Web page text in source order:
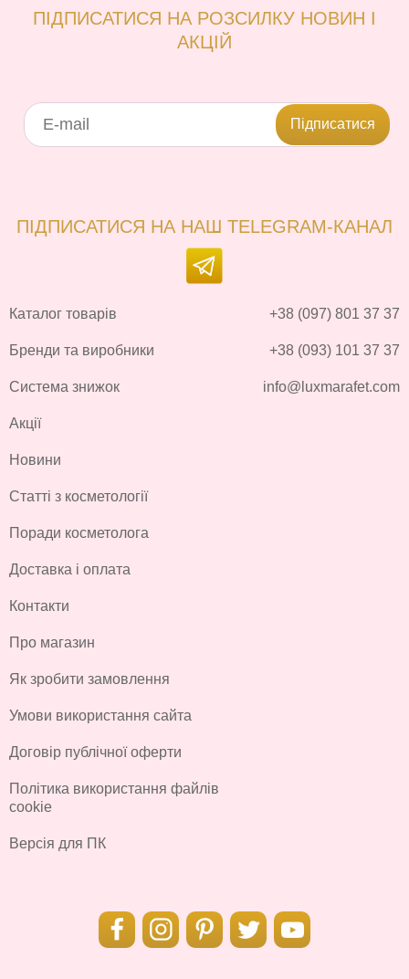
ПІДПИСАТИСЯ НА РОЗСИЛКУ НОВИН І
АКЦІЙ
Підписатися
ПІДПИСАТИСЯ НА НАШ TELEGRAM-КАНАЛ
Каталог товарів
Бренди та виробники
Система знижок
Акції
Новини
Статті з косметології
Поради косметолога
Доставка і оплата
Контакти
Про магазин
Як зробити замовлення
Умови використання сайта
Договір публічної оферти
Політика використання файлів
cookie
Версія для ПК
+38 (097) 801 37 37
+38 (093) 101 37 37
info@luxmarafet.com